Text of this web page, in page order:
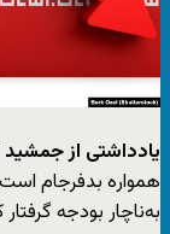
یادداشتی از
همواره بدفرجام
به‌ناچار بودجه